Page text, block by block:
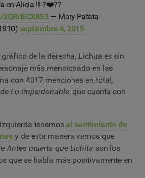
en Alicia !!! ?❤️??
— Mary Patata
septiembre 6, 2015
de la derecha, Lichita es sin
más mencionado en las
con 4017 menciones en total,
Lo imperdonable, que cuenta con
tenemos el sentimiento de
y de esta manera vemos que
Antes muerta que Lichita son los
que se habla más positivamente en